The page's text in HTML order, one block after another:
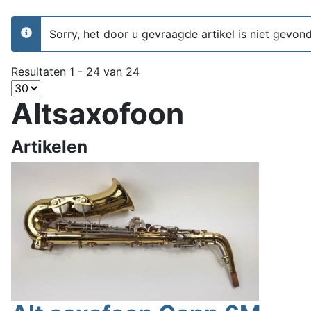
info
Sorry, het door u gevraagde artikel is niet
Resultaten 1 - 24 van 24
Altsaxofoon
Artikelen